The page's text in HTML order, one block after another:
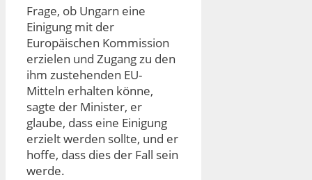
Frage, ob Ungarn eine
Einigung mit der
Europäischen Kommission
erzielen und Zugang zu den
ihm zustehenden EU-
Mitteln erhalten könne,
sagte der Minister, er
glaube, dass eine Einigung
erzielt werden sollte, und er
hoffe, dass dies der Fall sein
werde.